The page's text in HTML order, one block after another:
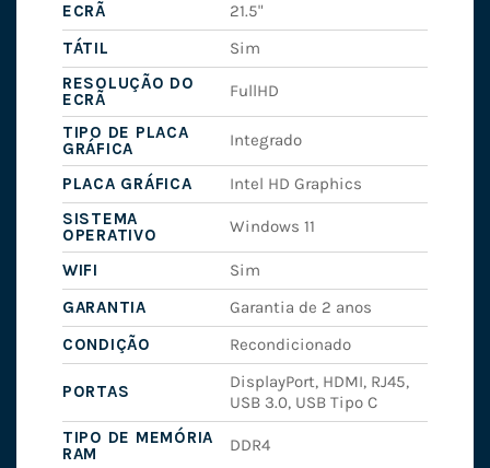
ECRÃ
21.5"
TÁTIL
Sim
RESOLUÇÃO DO
ECRÃ
FullHD
TIPO DE PLACA
GRÁFICA
Integrado
PLACA GRÁFICA
Intel HD Graphics
SISTEMA
OPERATIVO
Windows 11
WIFI
Sim
GARANTIA
Garantia de 2 anos
CONDIÇÃO
Recondicionado
PORTAS
DisplayPort, HDMI, RJ45,
USB 3.0, USB Tipo C
TIPO DE MEMÓRIA
RAM
DDR4